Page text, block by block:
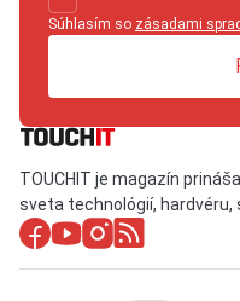
Súhlasím so zásadami
TOUCHIT je magazín
sveta technológií,